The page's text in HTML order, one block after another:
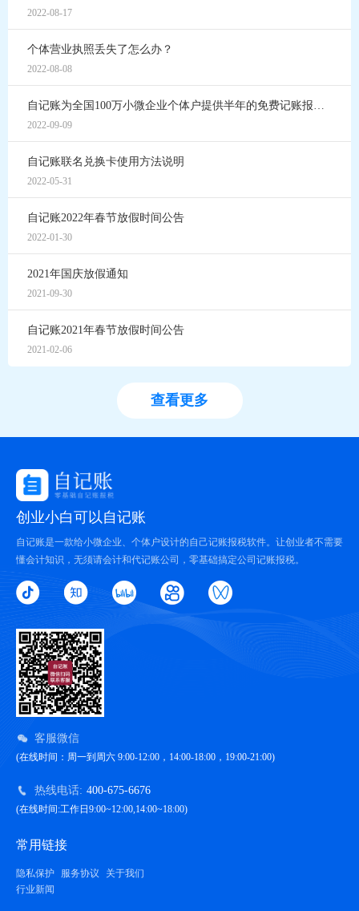
2022-08-17
个体营业执照丢失了怎么办？
2022-08-08
自记账为全国100万小微企业个体户提供半年的免费记账报税服务
2022-09-09
自记账联名兑换卡使用方法说明
2022-05-31
自记账2022年春节放假时间公告
2022-01-30
2021年国庆放假通知
2021-09-30
自记账2021年春节放假时间公告
2021-02-06
查看更多
创业小白可以自记账
自记账是一款给小微企业、个体户设计的自己记账报税软件。让创业者不需要
懂会计知识，无须请会计和代记账公司，零基础搞定公司记账报税。
客服微信
(在线时间：周一到周六 9:00-12:00，14:00-18:00，19:00-21:00)
热线电话: 400-675-6676
(在线时间:工作日9:00~12:00,14:00~18:00)
常用链接
隐私保护 服务协议
关于我们
行业新闻